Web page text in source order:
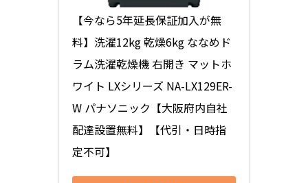
【今なら5年延長保証加入が無
料】洗濯12kg 乾燥6kg ななめド
ラム洗濯乾燥機 右開き マットホ
ワイト LXシリーズ NA-LX129ER-
W パナソニック【大阪府内自社
配達設置無料】【代引・日時指
定不可】